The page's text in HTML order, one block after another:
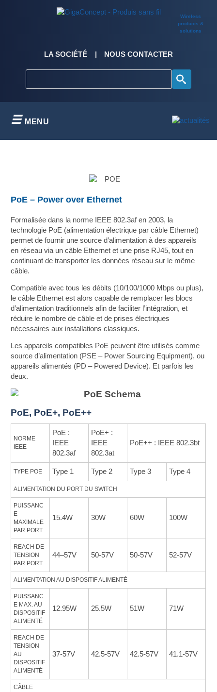
Wireless
products &
solutions
LA SOCIÉTÉ NOUS CONTACTER
MENU
PoE – Power over Ethernet
Formalisée dans la norme IEEE 802.3af en 2003, la
technologie PoE (alimentation électrique par câble Ethernet)
permet de fournir une source d’alimentation à des appareils
en réseau via un câble Ethernet et une prise RJ45, tout en
continuant de transporter les données réseau sur le même
câble.
Compatible avec tous les débits (10/100/1000 Mbps ou plus),
le câble Ethernet est alors capable de remplacer les blocs
d’alimentation traditionnels afin de faciliter l’intégration, et
réduire le nombre de câble et de prises électriques
nécessaires aux installations classiques.
Les appareils compatibles PoE peuvent être utilisés comme
source d’alimentation (PSE – Power Sourcing Equipment), ou
appareils alimentés (PD – Powered Device). Et parfois les
deux.
PoE, PoE+, PoE++
NORME
IEEE
PoE :
IEEE
802.3af
PoE+ :
IEEE
802.3at
PoE++ : IEEE 802.3bt
TYPE POE Type 1 Type 2 Type 3 Type 4
ALIMENTATION DU PORT DU SWITCH
PUISSANC
E
MAXIMALE
PAR PORT
15.4W 30W 60W 100W
REACH DE
TENSION
PAR PORT
44–57V 50-57V 50-57V 52-57V
ALIMENTATION AU DISPOSITIF ALIMENTÉ
PUISSANC
E MAX. AU
DISPOSITIF
ALIMENTÉ
12.95W 25.5W 51W 71W
REACH DE
TENSION
AU
DISPOSITIF
ALIMENTÉ
37-57V 42.5-57V 42.5-57V 41.1-57V
CÂBLE